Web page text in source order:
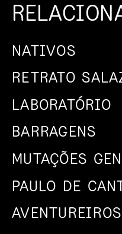
NATIVOS
RETRATO
LABORATÓRIO
BARRAGENS
MUTAÇÕES
PAULO DE
AVENTUREIROS